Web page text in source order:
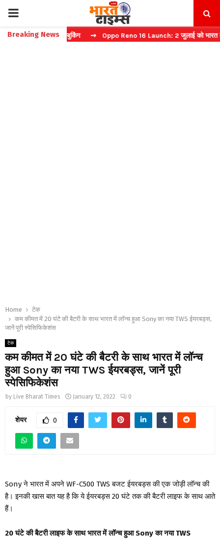
PRIMARY
MENU
Breaking News
करें फास्ट टिकट बुकिंग ⇝ Oppo Reno 16 Launch: 2 जुलाई को भारत में मचेगा
Home
टेक
कम कीमत में 20 घंटे की बैटरी के साथ भारत में लॉन्च हुआ Sony का नया TWS ईयरबड्स,
जानें पूरी स्पेसिफिकेशंस
टेक
कम कीमत में 20 घंटे की बैटरी के साथ भारत में लॉन्च
हुआ Sony का नया TWS ईयरबड्स, जानें पूरी
स्पेसिफिकेशंस
by Live Bharat Times January 12, 2022 0
शेयर 0
Sony ने भारत में अपने WF-C500 TWS बजट ईयरबड्स की एक जोड़ी लॉन्च की
है। इनकी खास बात यह है कि ये ईयरबड्स 20 घंटे तक की बैटरी लाइफ के साथ आते
हैं।
20 घंटे की बैटरी लाइफ के साथ भारत में लॉन्च हुआ Sony का नया TWS